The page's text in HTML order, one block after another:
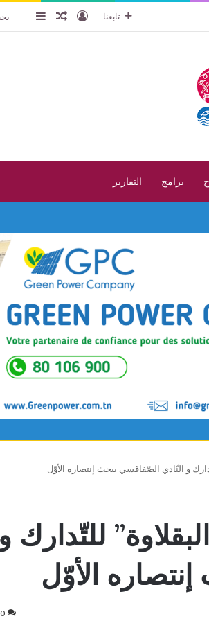
تابعنا تسجيل الدخول
عنصرإضافة
برامج التقارير
و النّادي الصّفاقسي يبحث إنتصاره الأوّل
للتّدارك
الأوّل
0